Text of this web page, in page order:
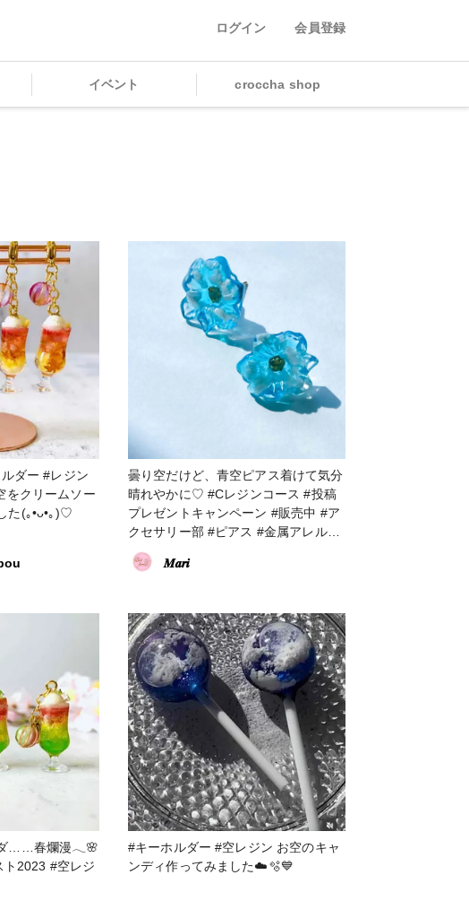
ログイン 会員登録
イベント croccha shop
た(｡•ᴗ•｡)♡
曇り空だけど、青空ピアス着けて気分
晴れやかに♡ #Cレジンコース #投稿
プレゼントキャンペーン #販売中 #ア
クセサリー部 #ピアス #金属アレルギ
ー対応 #空レジン
𝑴𝒂𝒓𝒊
ダ……春爛漫𓂃🌸
#キーホルダー #空レジン お空のキャ
ンディ作ってみました☁️🫧💙